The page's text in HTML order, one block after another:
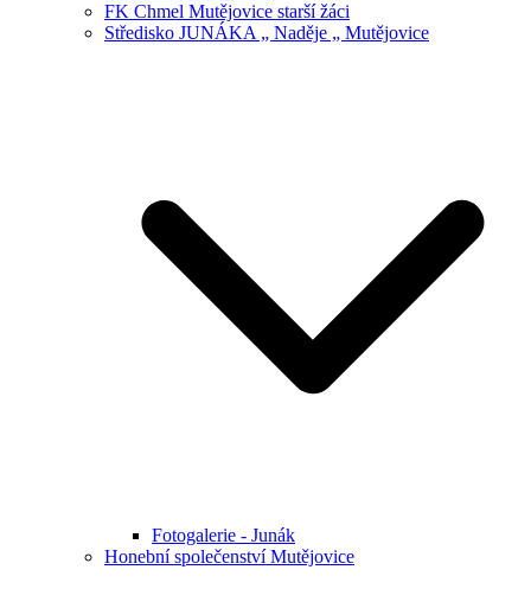
FK Chmel Mutějovice starší žáci
Středisko JUNÁKA „ Naděje „ Mutějovice
Fotogalerie - Junák
Honební společenství Mutějovice